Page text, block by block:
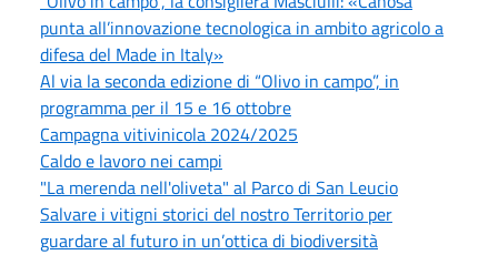
punta all’innovazione tecnologica in ambito agricolo a
difesa del Made in Italy»
Al via la seconda edizione di “Olivo in campo”, in
programma per il 15 e 16 ottobre
Campagna vitivinicola 2024/2025
Caldo e lavoro nei campi
"La merenda nell'oliveta" al Parco di San Leucio
Salvare i vitigni storici del nostro Territorio per
guardare al futuro in un’ottica di biodiversità